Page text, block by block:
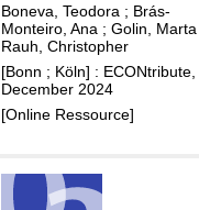
n
'
s
p
r
f
Boneva, Teodora ; Brás-
Monteiro, Ana ; Golin, Marta
Rauh, Christopher
[Bonn ; Köln] : ECONtribute,
December 2024
[Online Ressource]